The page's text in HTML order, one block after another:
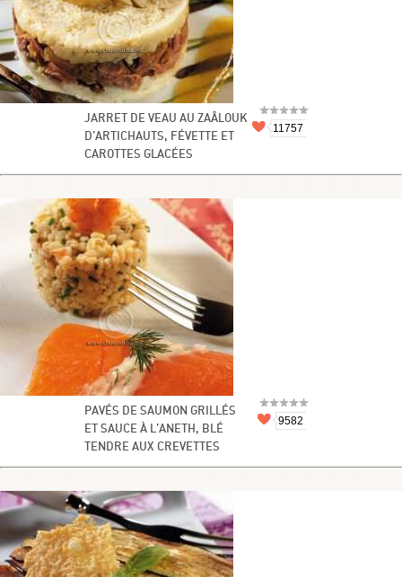
JARRET DE VEAU AU ZAÂLOUK
D’ARTICHAUTS, FÉVETTE ET
CAROTTES GLACÉES
11757
PAVÉS DE SAUMON GRILLÉS
ET SAUCE À L’ANETH, BLÉ
TENDRE AUX CREVETTES
9582